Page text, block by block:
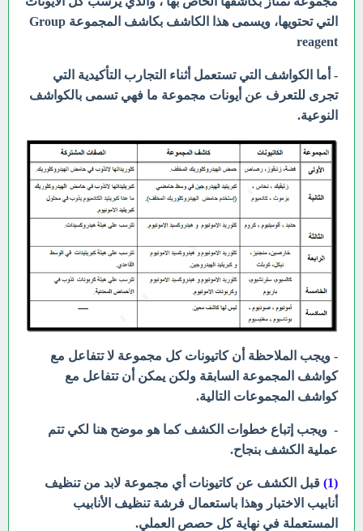
التي تحتويها، ويسمى هذا الكاشف بكاشف المجموعة Group
reagent
- أما الكواشف التي تستعمل أثناء التجارب التأكيدية التي
تجرى للتعرف عن أيونات مجموعة ما فهي تسمى بالكواشف
النوعية.
- ويجب الملاحظة أن كاتيونات كل مجموعة لا تتفاعل مع
كواشف المجموعة السابقة ولكن يمكن أن تتفاعل مع
كواشف المجموعات التالية.
- ويجب إتباع خطوات الكشف كما هو موضح هنا لكي تتم
عملية الكشف بنجاح.
(1)
قبل الكشف عن كاتيونات أي مجموعة لابد من تنظيف
أنابيب الاختبار وهذا باستعمال فرشة تنظيف الأنابيب
المستعملة في نهاية كل حصص العملي.